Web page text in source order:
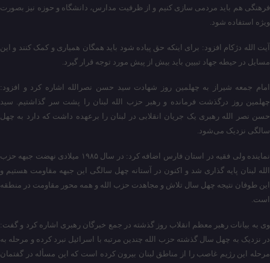
فرهنگی هم باید مردمی سازی کنیم و از ظرفیت مدارس، دانشگاه و حوزه نیز بصورت
ویژه استفاده شود.
آیت الله دژکام افزود: برای اینکه حق پیاده شود باید همگان همیاری و کمک کنند و این
مسایل در حیطه جهاد تبیین باید بیش از پیش مورد توجه قرار گیرد.
امام جمعه شیراز به چهلمین روز شهادت سید حسن نصرالله اشاره کرد و افزود:
چهلمین روز درگذشت فرمانده و رهبر حزب الله لبنان را پشت سر گذاشتیم. سید
حسن نصر الله رهبری یک جریان انقلابی در لبنان را برعهده داشت که دارد به چهل
سالگی نزدیک می‌شود.
نماینده ولی فقیه در استان فارس اضافه کرد: در سال ۱۹۸۵ میلادی نهضت جبهه حزب
الله لبنان پایه گذاری شد و اکنون در آستانه چهل سالگی این جبهه مقاومت هستیم و
این طوفان نتیجه چهل سال تلاش و مجاهدت حزب الله و همه محور مقاومت در منطقه
است.
وی به بیانات رهبر معظم انقلاب روز گذشته در جمع خبرگان رهبری اشاره کرد و گفت:
در نزدیک به چهل سال گذشته حزب الله چندین مرتبه با اسرائیل نبرد کرده و مرحله به
مرحله این رژیم غاصب را از مناطق لبنان بیرون کرده است که این مسأله در گفتمان